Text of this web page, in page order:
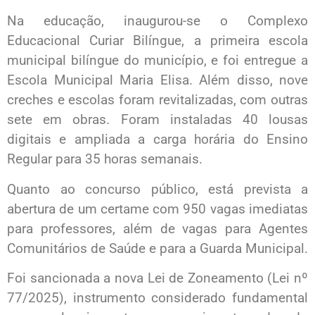
Na educação, inaugurou-se o Complexo
Educacional Curiar Bilíngue, a primeira escola
municipal bilíngue do município, e foi entregue a
Escola Municipal Maria Elisa. Além disso, nove
creches e escolas foram revitalizadas, com outras
sete em obras. Foram instaladas 40 lousas
digitais e ampliada a carga horária do Ensino
Regular para 35 horas semanais.
Quanto ao concurso público, está prevista a
abertura de um certame com 950 vagas imediatas
para professores, além de vagas para Agentes
Comunitários de Saúde e para a Guarda Municipal.
Foi sancionada a nova Lei de Zoneamento (Lei nº
77/2025), instrumento considerado fundamental